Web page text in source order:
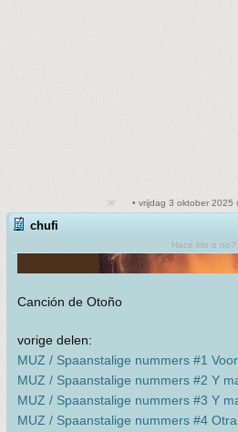
• vrijdag 3 oktober 2025
chufi
Hace frio o no?
Canción de Otoño
vorige delen:
MUZ / Spaanstalige nummers #1
MUZ / Spaanstalige nummers #2 Y
MUZ / Spaanstalige nummers #3 Y
MUZ / Spaanstalige nummers #4